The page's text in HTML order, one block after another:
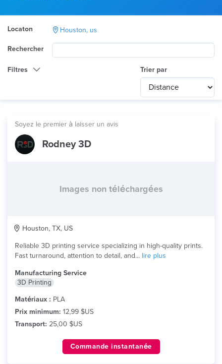
Locaton Houston, us
Rechercher
Filtres Trier par
International
Technologie
Soyez le premier à laisser un avis
Rodney 3D
Images non téléchargées
Houston, TX, US
Reliable 3D printing service specializing in high-quality prints.
Fast turnaround, attention to detail, and... lire plus
Manufacturing Service
3D Printing
Matériaux : PLA
Prix minimum: 12,99 $US
Transport: 25,00 $US
Commande instantanée